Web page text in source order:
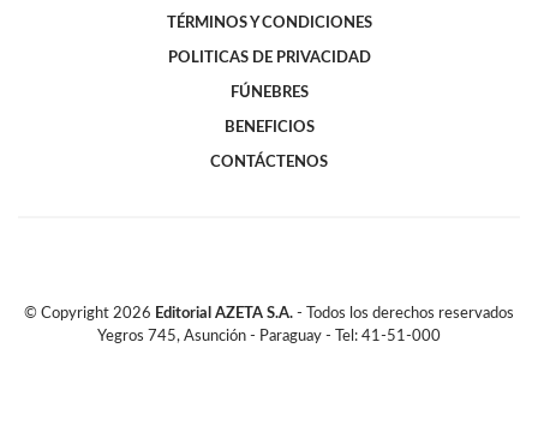
TÉRMINOS Y CONDICIONES
POLITICAS DE PRIVACIDAD
FÚNEBRES
BENEFICIOS
CONTÁCTENOS
© Copyright 2026 Editorial AZETA S.A. - Todos los derechos reservados
Yegros 745, Asunción - Paraguay - Tel: 41-51-000